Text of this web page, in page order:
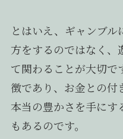
とはいえ、ギャンブ
方をするのではなく、
て関わることが大切で
徴であり、お金との付
本当の豊かさを手にす
もあるのです。